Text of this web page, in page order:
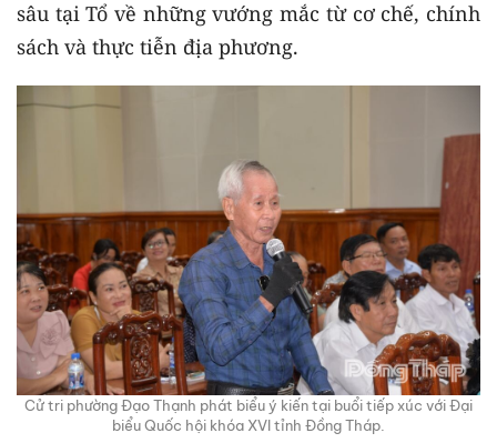
sâu tại Tổ về những vướng mắc từ cơ chế, chính
sách và thực tiễn địa phương.
Cử tri phường Đạo Thạnh phát biểu ý kiến tại buổi tiếp xúc với Đại
biểu Quốc hội khóa XVI tỉnh Đồng Tháp.